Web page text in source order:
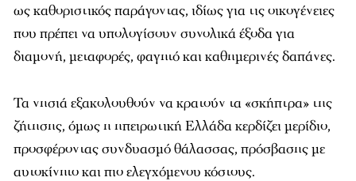
ως καθοριστικός παράγοντας, ιδίως για τις οικογένειες
που πρέπει να υπολογίσουν συνολικά έξοδα για
διαμονή, μεταφορές, φαγητό και καθημερινές δαπάνες.
Τα νησιά εξακολουθούν να κρατούν τα «σκήπτρα» της
ζήτησης, όμως η ηπειρωτική Ελλάδα κερδίζει μερίδιο,
προσφέροντας συνδυασμό θάλασσας, πρόσβασης με
αυτοκίνητο και πιο ελεγχόμενου κόστους.